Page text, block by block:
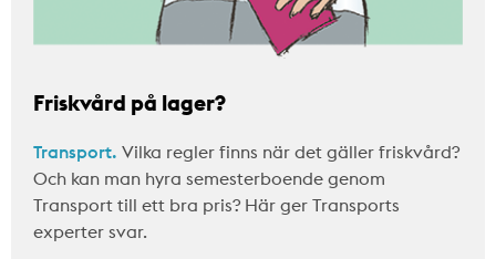
Friskvård på lager?
Transport. Vilka regler finns när det gäller friskvård?
Och kan man hyra semesterboende genom
Transport till ett bra pris? Här ger Transports
experter svar.